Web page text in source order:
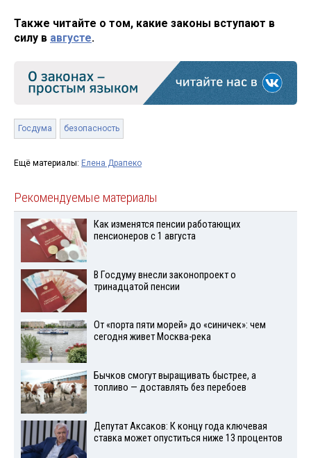
Также читайте о том, какие законы вступают в
силу в августе.
Госдума безопасность
Ещё материалы: Елена Драпеко
Рекомендуемые материалы
Как изменятся пенсии работающих
пенсионеров с 1 августа
В Госдуму внесли законопроект о
тринадцатой пенсии
От «порта пяти морей» до «синичек»: чем
сегодня живет Москва-река
Бычков смогут выращивать быстрее, а
топливо — доставлять без перебоев
Депутат Аксаков: К концу года ключевая
ставка может опуститься ниже 13 процентов